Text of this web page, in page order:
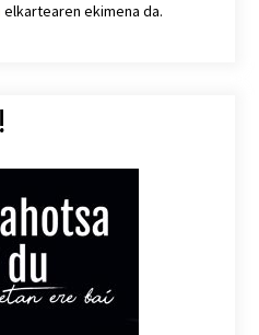
elkartearen ekimena da.